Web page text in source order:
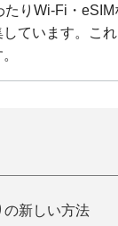
りWi-Fi・
しています。こ
の新しい方法